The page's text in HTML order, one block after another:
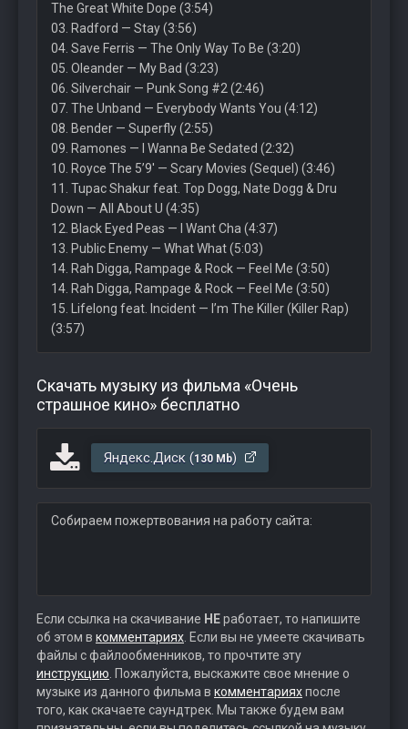
The Great White Dope (3:54)
03. Radford — Stay (3:56)
04. Save Ferris — The Only Way To Be (3:20)
05. Oleander — My Bad (3:23)
06. Silverchair — Punk Song #2 (2:46)
07. The Unband — Everybody Wants You (4:12)
08. Bender — Superfly (2:55)
09. Ramones — I Wanna Be Sedated (2:32)
10. Royce The 5’9′ — Scary Movies (Sequel) (3:46)
11. Tupac Shakur feat. Top Dogg, Nate Dogg & Dru
Down — All About U (4:35)
12. Black Eyed Peas — I Want Cha (4:37)
13. Public Enemy — What What (5:03)
14. Rah Digga, Rampage & Rock — Feel Me (3:50)
14. Rah Digga, Rampage & Rock — Feel Me (3:50)
15. Lifelong feat. Incident — I’m The Killer (Killer Rap)
(3:57)
Скачать музыку из фильма «Очень
страшное кино» бесплатно
Яндекс.Диск (130 Mb)
Собираем пожертвования на работу сайта:
Если ссылка на скачивание НЕработает, то напишите
об этом в комментариях . Если вы не умеете скачивать
файлы с файлообменников, то прочтите эту
инструкцию . Пожалуйста, выскажите свое мнение о
музыке из данного фильма в комментарияхпосле
того, как скачаете саундтрек. Мы также будем вам